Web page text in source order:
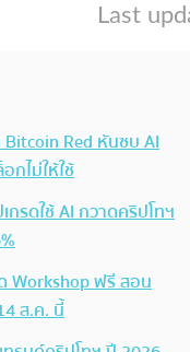
Red หันซบ AI
กไม่ให้ใช้
กรดใช้ AI กวาดคริปโทฯ
Workshop ฟรี สอน
ส.ค. นี้